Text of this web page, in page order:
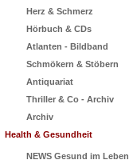
Herz & Schmerz
Hörbuch & CDs
Atlanten - Bildband
Schmökern & Stöbern
Antiquariat
Thriller & Co - Archiv
Archiv
Health & Gesundheit
NEWS Gesund im Leben